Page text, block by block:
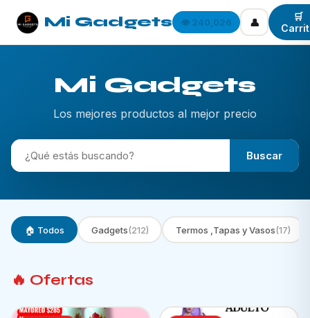
Mi Gadgets 👁️ 240,026 👤
🛒
Mi Gadgets
Los mejores productos al mejor precio
Buscar
🏠 Todos Gadgets(212) Termos ,Tapas y Vasos(17)
🔥 Ofertas